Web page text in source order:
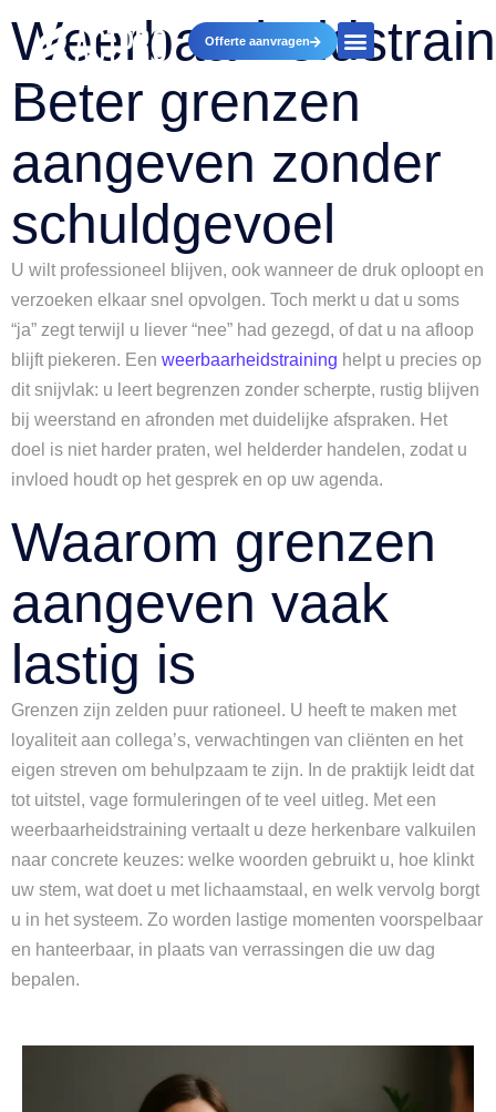
Offerte aanvragen
Beter grenzen
aangeven zonder
schuldgevoel
U wilt professioneel blijven, ook wanneer de druk oploopt en
verzoeken elkaar snel opvolgen. Toch merkt u dat u soms
“ja” zegt terwijl u liever “nee” had gezegd, of dat u na afloop
blijft piekeren. Een weerbaarheidstraining helpt u precies op
dit snijvlak: u leert begrenzen zonder scherpte, rustig blijven
bij weerstand en afronden met duidelijke afspraken. Het
doel is niet harder praten, wel helderder handelen, zodat u
invloed houdt op het gesprek en op uw agenda.
Waarom grenzen
aangeven vaak
lastig is
Grenzen zijn zelden puur rationeel. U heeft te maken met
loyaliteit aan collega’s, verwachtingen van cliënten en het
eigen streven om behulpzaam te zijn. In de praktijk leidt dat
tot uitstel, vage formuleringen of te veel uitleg. Met een
weerbaarheidstraining vertaalt u deze herkenbare valkuilen
naar concrete keuzes: welke woorden gebruikt u, hoe klinkt
uw stem, wat doet u met lichaamstaal, en welk vervolg borgt
u in het systeem. Zo worden lastige momenten voorspelbaar
en hanteerbaar, in plaats van verrassingen die uw dag
bepalen.